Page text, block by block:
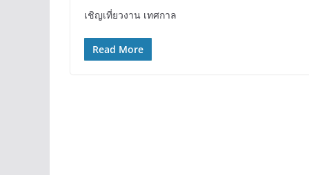
เชิญเที่ยวงาน เทศกาล
Read More